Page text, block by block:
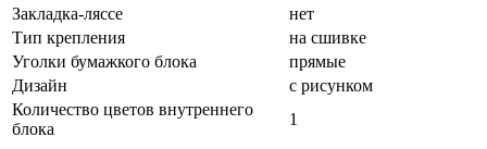
Закладка-ляссе
нет
Тип крепления
на сшивке
Уголки бумажкого блока
прямые
Дизайн
с рисунком
Количество цветов внутреннего
блока
1